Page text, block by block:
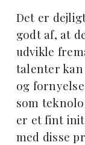
Det er
godt af, at
udvikle
talenter kan
og
som
er et fint
med disse